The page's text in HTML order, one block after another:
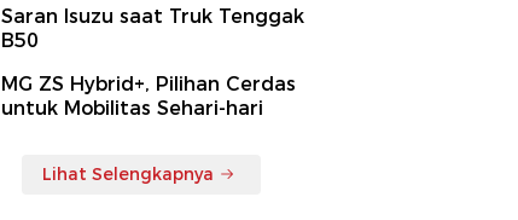
Saran Isuzu saat Truk Tenggak
B50
MG ZS Hybrid+, Pilihan Cerdas
untuk Mobilitas Sehari-hari
Lihat Selengkapnya